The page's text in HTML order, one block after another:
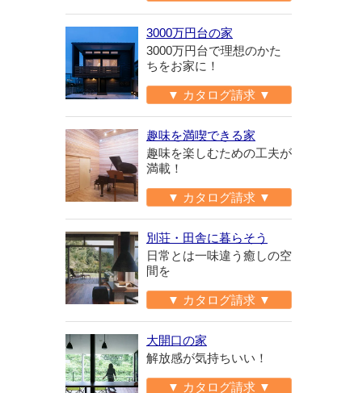
3000万円台の家
3000万円台で理想のかた
ちをお家に！
▼ カタログ請求 ▼
趣味を満喫できる家
趣味を楽しむための工夫が
満載！
▼ カタログ請求 ▼
別荘・田舎に暮らそう
日常とは一味違う癒しの空
間を
▼ カタログ請求 ▼
大開口の家
解放感が気持ちいい！
▼ カタログ請求 ▼